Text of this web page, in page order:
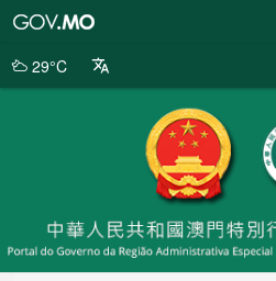
da
29°C